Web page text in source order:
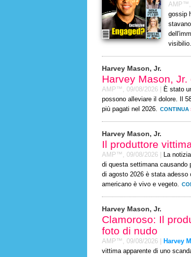
AMP™,
gossip
visibilio.
Harvey Mason, Jr.
Harvey Mason,
AMP™, 09/08/2026
È stato
possono alleviare il dolore. Il
più pagati nel 2026. CONTINUA
Harvey Mason, Jr.
Il produttore
AMP™, 09/08/2026 La
di questa settimana causando
di agosto 2026 è stata adesso
americano è vivo e vegeto.
Harvey Mason, Jr.
Clamoroso: Il
foto di nudo
AMP™, 09/08/2026 Harvey
vittima apparente di uno